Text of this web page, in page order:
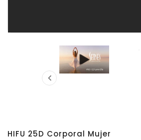

HIFU 25D Corporal Mujer